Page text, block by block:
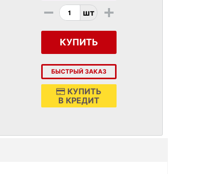
- шт +
КУПИТЬ
БЫСТРЫЙ ЗАКАЗ
КУПИТЬ
В КРЕДИТ